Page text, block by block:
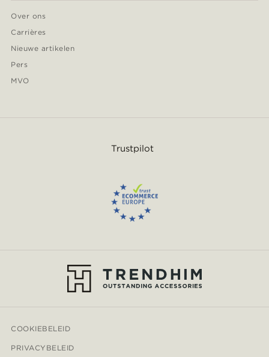
Over ons
Carrières
Nieuwe artikelen
Pers
MVO
Trustpilot
COOKIEBELEID
PRIVACYBELEID